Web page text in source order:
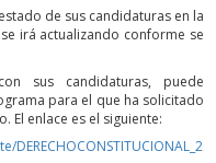
de sus candidaturas en la
irá actualizando conforme se
sus candidaturas, puede
para el que ha solicitado
El enlace es el siguiente: